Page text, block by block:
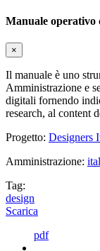
Manuale operativo
×
Il manuale è uno
Amministrazione e
digitali fornendo
research, al content
Progetto: Designers
Amministrazione:
Tag:
design
Scarica
pdf